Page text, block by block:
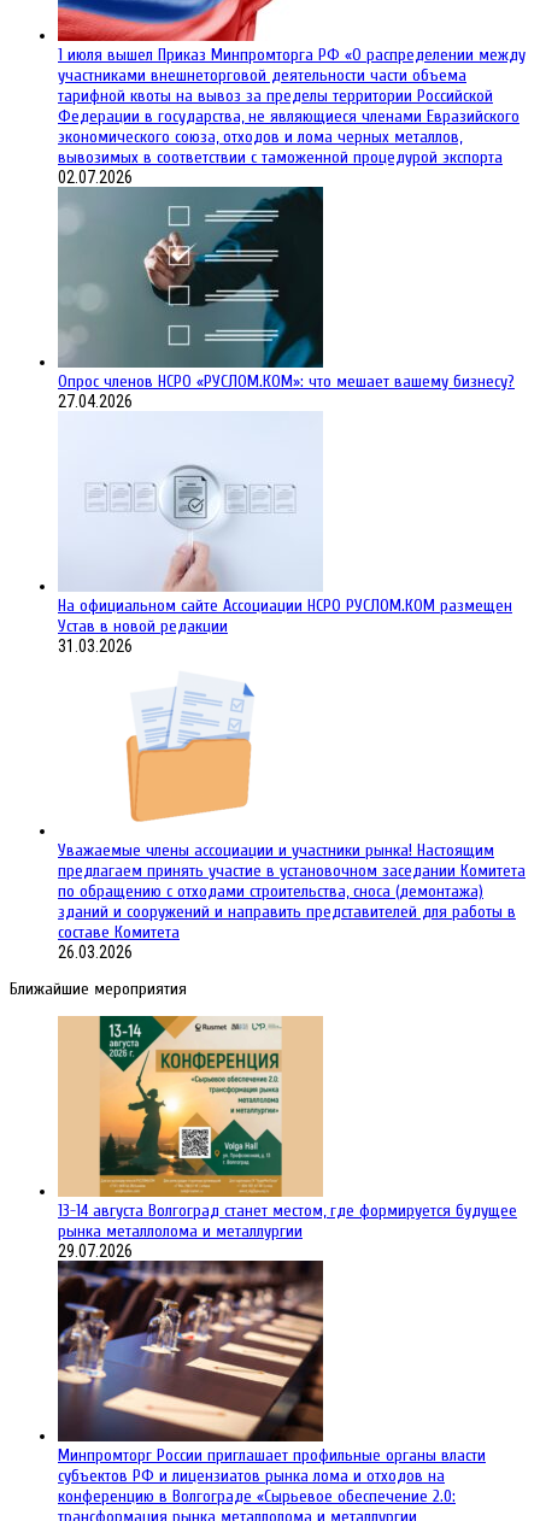
1 июля вышел Приказ Минпромторга РФ «О распределении между
участниками внешнеторговой деятельности части объема
тарифной квоты на вывоз за пределы территории Российской
Федерации в государства, не являющиеся членами Евразийского
экономического союза, отходов и лома черных металлов,
вывозимых в соответствии с таможенной процедурой экспорта
02.07.2026
Опрос членов НСРО «РУСЛОМ.КОМ»: что мешает вашему бизнесу?
27.04.2026
На официальном сайте Ассоциации НСРО РУСЛОМ.КОM размещен
Устав в новой редакции
31.03.2026
Уважаемые члены ассоциации и участники рынка! Настоящим
предлагаем принять участие в установочном заседании Комитета
по обращению с отходами строительства, сноса (демонтажа)
зданий и сооружений и направить представителей для работы в
составе Комитета
26.03.2026
Ближайшие мероприятия
13-14 августа Волгоград станет местом, где формируется будущее
рынка металлолома и металлургии
29.07.2026
Минпромторг России приглашает профильные органы власти
субъектов РФ и лицензиатов рынка лома и отходов на
конференцию в Волгограде «Сырьевое обеспечение 2.0:
трансформация рынка металлолома и металлургии